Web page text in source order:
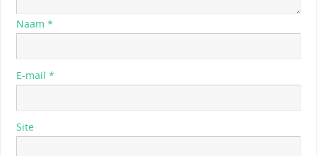
Naam *
E-mail *
Site